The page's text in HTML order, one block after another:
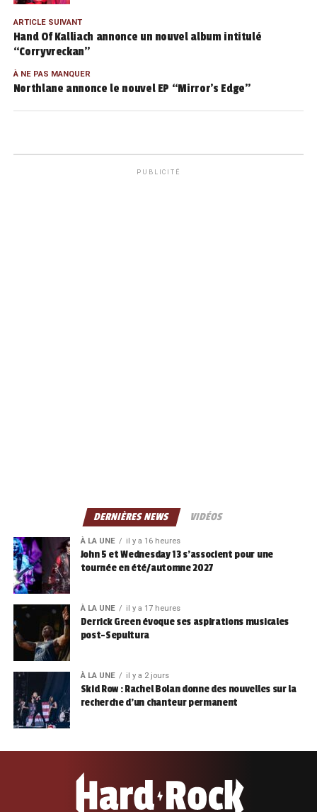
ARTICLE SUIVANT
Hand Of Kalliach annonce un nouvel album intitulé
“Corryvreckan”
À NE PAS MANQUER
Northlane annonce le nouvel EP “Mirror’s Edge”
PUBLICITÉ
DERNIÈRES NEWS VIDÉOS
À LA UNE il y a 16 heures
John 5 et Wednesday 13 s’associent pour une
tournée en été/automne 2027
À LA UNE il y a 17 heures
Derrick Green évoque ses aspirations musicales
post-Sepultura
À LA UNE il y a 2 jours
Skid Row : Rachel Bolan donne des nouvelles sur la
recherche d’un chanteur permanent